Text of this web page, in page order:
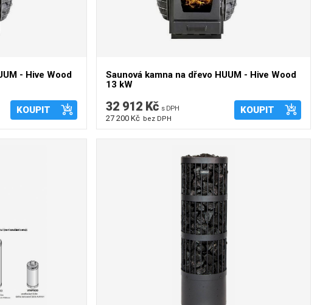
- Hive Wood
KOUPIT
Saunová kamna na dřevo HUUM - Hive Wood
13 kW
32 912 Kč s DPH
27 200 Kč bez DPH
KOUPIT